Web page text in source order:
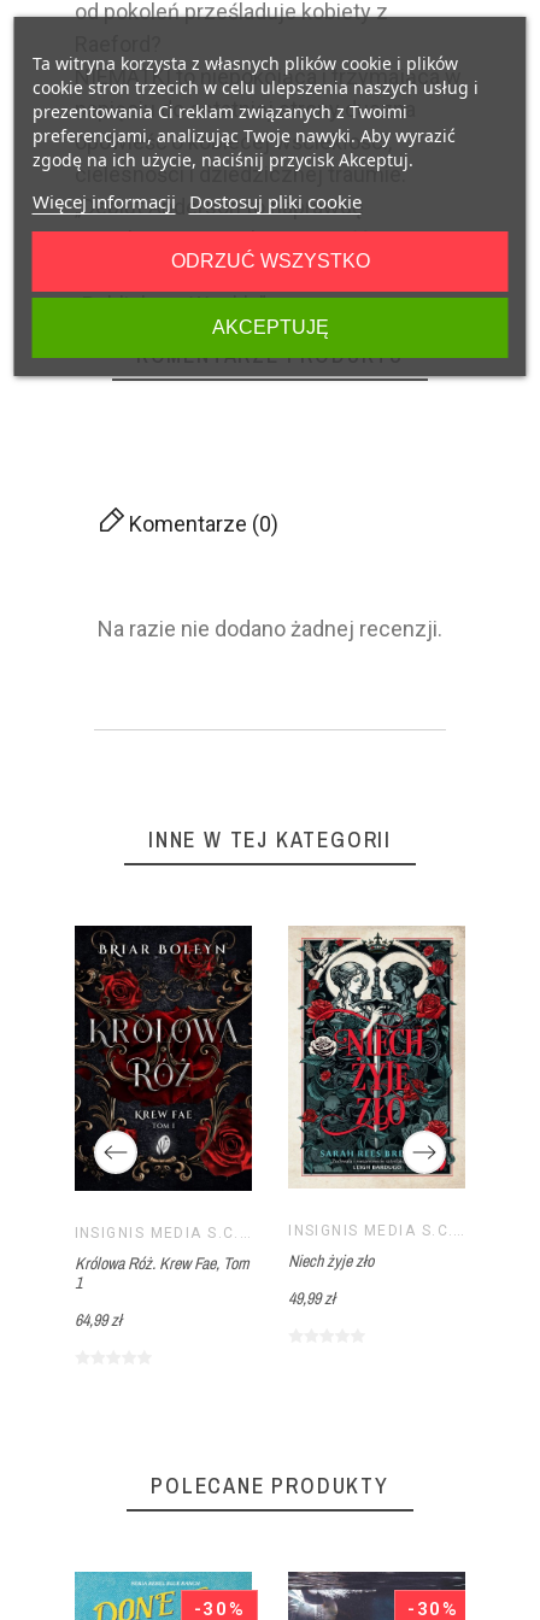
od pokoleń prześladuje kobiety z
NIEMATKI to niepokojąca i trzymająca w
napięciu do ostatniej strony duszna
opowieść o kobiecej wściekłości,
cielesności i dziedzicznej traumie.
„Debiut Anderson to naprawdę
niepokojąca gotycka opowieść grozy.
Poruszy każdego fana horroru” –
„Publishers Weekly”
KOMENTARZE PRODUKTU
Komentarze (0)
Na razie nie dodano żadnej recenzji.
INNE W TEJ KATEGORII
INSIGNIS MEDIA S.C. PAWEŁ BRZOZOWSKI TOMASZ BRZOZOWSKI
Królowa Róż. Krew Fae, Tom
1
64,99 zł
INSIGNIS MEDIA S.C. PAWEŁ BRZOZOWSKI TOMASZ BRZOZOWSKI
Niech żyje zło
49,99 zł
POLECANE PRODUKTY
-30% -30%
Ta witryna korzysta z własnych plików cookie i plików
cookie stron trzecich w celu ulepszenia naszych usług i
prezentowania Ci reklam związanych z Twoimi
preferencjami, analizując Twoje nawyki. Aby wyrazić
zgodę na ich użycie, naciśnij przycisk Akceptuj.
Więcej informacji Dostosuj pliki cookie
ODRZUĆ WSZYSTKO
AKCEPTUJĘ